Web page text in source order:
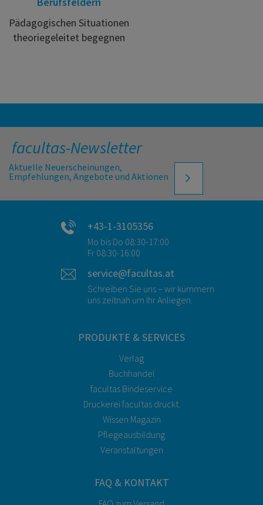
Pädagogischen Situationen
theoriegeleitet begegnen
facultas-Newsletter
Aktuelle Neuerscheinungen,
Empfehlungen, Angebote und Aktionen
+43-1-3105356
Mo bis Do 08:30-17:00
Fr 08:30-16:00
service@facultas.at
Schreiben Sie uns – wir kümmern
uns zeitnah um Ihr Anliegen.
PRODUKTE & SERVICES
Verlag
Buchhandel
facultas Bindeservice
Druckerei facultas druckt.
Wissen Magazin
Pflegeausbildung
Veranstaltungen
FAQ & KONTAKT